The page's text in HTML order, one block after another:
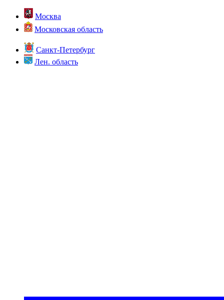
Москва
Московская область
Санкт-Петербург
Лен. область